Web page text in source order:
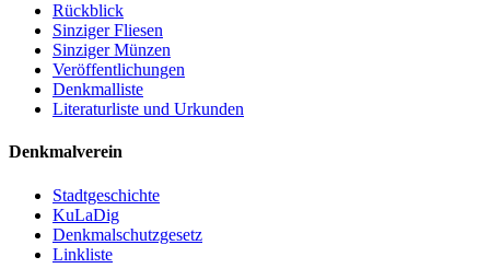
Rückblick
Sinziger Fliesen
Sinziger Münzen
Veröffentlichungen
Denkmalliste
Literaturliste und Urkunden
Denkmalverein
Stadtgeschichte
KuLaDig
Denkmalschutzgesetz
Linkliste